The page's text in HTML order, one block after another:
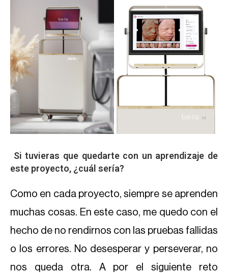
Si tuvieras que quedarte con un aprendizaje de
este proyecto, ¿cuál sería?
Como en cada proyecto, siempre se aprenden
muchas cosas. En este caso, me quedo con el
hecho de no rendirnos con las pruebas fallidas
o los errores. No desesperar y perseverar, no
nos queda otra. A por el siguiente reto